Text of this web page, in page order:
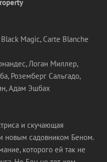
Magic, Carte Blanche
Логан Миллер,
Роземберг Сальгадо,
Адам Эшбах
и скучающая
новым садовником Беном.
которого ей так не